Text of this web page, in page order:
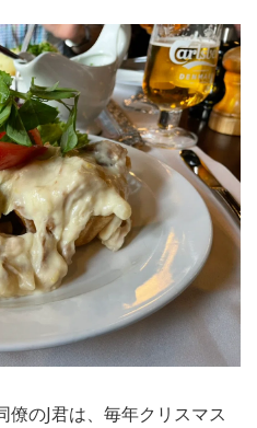
のJ君は、毎年クリスマス